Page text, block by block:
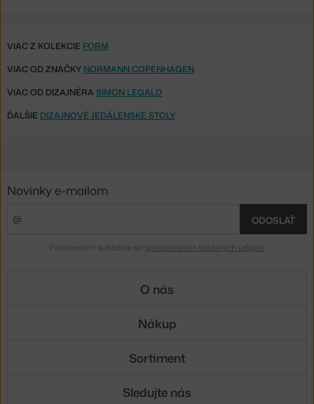
VIAC Z KOLEKCIE FORM
VIAC OD ZNAČKY NORMANN COPENHAGEN
VIAC OD DIZAJNÉRA SIMON LEGALD
ĎALŠIE DIZAJNOVÉ JEDÁLENSKÉ STOLY
Novinky e-mailom
ODOSLAŤ
Prihlásením súhlasíte so spracovaním osobných údajov.
O nás
Nákup
Sortiment
Sledujte nás